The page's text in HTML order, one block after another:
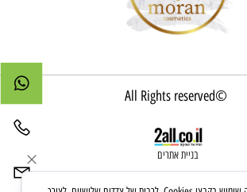
©All Rights reserved
בניית אתרים